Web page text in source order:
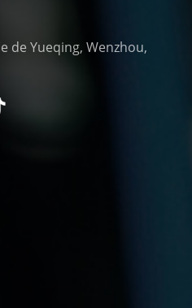
de Yueqing, Wenzhou,